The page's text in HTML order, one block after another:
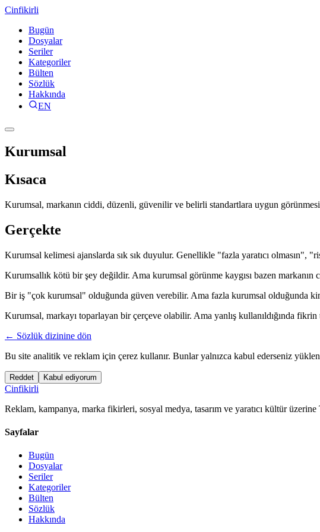
Cinfikirli
Bugün
Dosyalar
Seriler
Kategoriler
Bülten
Sözlük
Hakkında
EN
Kurumsal
Kısaca
Kurumsal, markanın ciddi, düzenli, güvenilir ve belirli standartlara uygun
Gerçekte
Kurumsal kelimesi ajanslarda sık sık duyulur. Genellikle "fazla yaratıcı olmasın",
Kurumsallık kötü bir şey değildir. Ama kurumsal görünme kaygısı bazen markanın
Bir iş "çok kurumsal" olduğunda güven verebilir. Ama fazla kurumsal olduğunda
Kurumsal, markayı toparlayan bir çerçeve olabilir. Ama yanlış kullanıldığında fikrin
← Sözlük dizinine dön
Bu site analitik ve reklam için çerez kullanır. Bunlar yalnızca kabul ederseniz
Reddet Kabul ediyorum
Cinfikirli
Reklam, kampanya, marka fikirleri, sosyal medya, tasarım ve yaratıcı kültür
Sayfalar
Bugün
Dosyalar
Seriler
Kategoriler
Bülten
Sözlük
Hakkında